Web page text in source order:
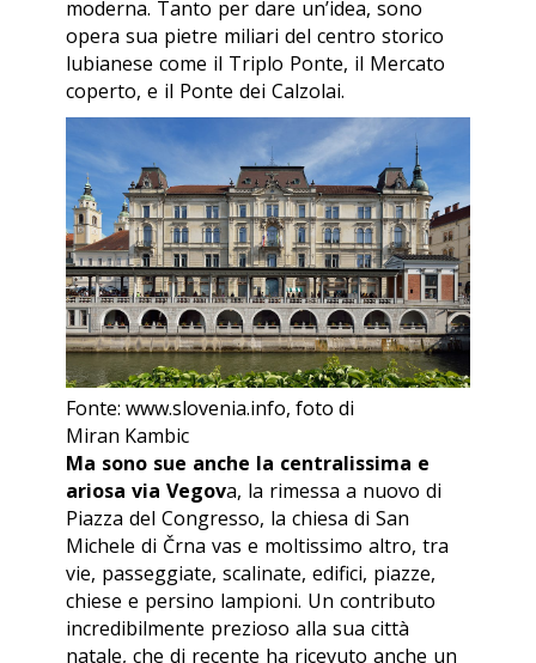
moderna. Tanto per dare un’idea, sono
opera sua pietre miliari del centro storico
lubianese come il Triplo Ponte, il Mercato
coperto, e il Ponte dei Calzolai.
Fonte: www.slovenia.info, foto di
Miran Kambic
Ma sono sue anche la centralissima e
ariosa via Vegova, la rimessa a nuovo di
Piazza del Congresso, la chiesa di San
Michele di Črna vas e moltissimo altro, tra
vie, passeggiate, scalinate, edifici, piazze,
chiese e persino lampioni. Un contributo
incredibilmente prezioso alla sua città
natale, che di recente ha ricevuto anche un